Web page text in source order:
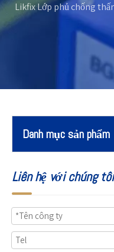
Likfix Lớp phủ chống
Danh mục sản phẩm
Liên hệ với chúng tôi